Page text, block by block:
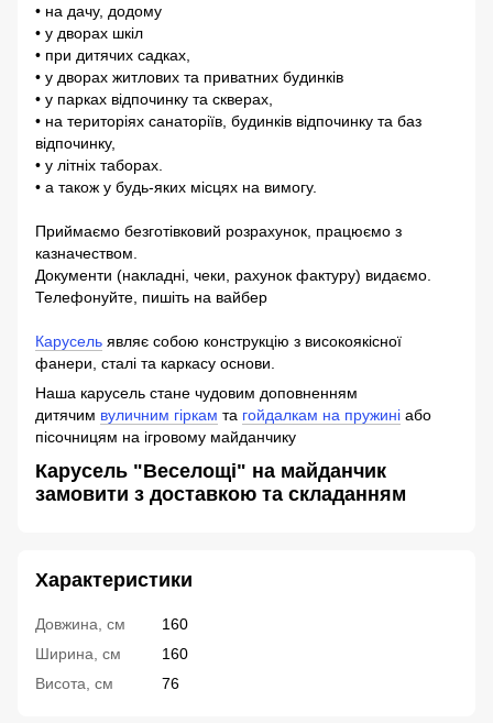
• на дачу, додому
• у дворах шкіл
• при дитячих садках,
• у дворах житлових та приватних будинків
• у парках відпочинку та скверах,
• на територіях санаторіїв, будинків відпочинку та баз
відпочинку,
• у літніх таборах.
• а також у будь-яких місцях на вимогу.
Приймаємо безготівковий розрахунок, працюємо з
казначеством.
Документи (накладні, чеки, рахунок фактуру) видаємо.
Телефонуйте, пишіть на вайбер
Карусель являє собою конструкцію з високоякісної
фанери, сталі та каркасу основи.
Наша карусель стане чудовим доповненням
дитячим вуличним гіркам та гойдалкам на пружині або
пісочницям на ігровому майданчику
Карусель "Веселощі" на майданчик
замовити з доставкою та складанням
Характеристики
Довжина, см
160
Ширина, см
160
Висота, см
76